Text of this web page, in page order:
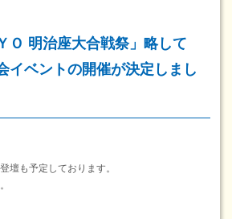
Ｏ 明治座大合戦祭」略して
イベントの開催が決定しまし
壇も予定しております。